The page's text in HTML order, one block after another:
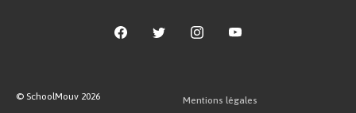
commune, leurs pères ont sombré dans
l’alcoolisme. Ils en ont tiré une crainte de l’alcool.
Chapitre 3
© SchoolMouv 2026 Mentions légales